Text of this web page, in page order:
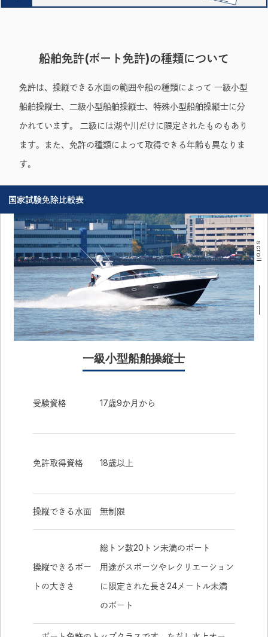
scroll
船舶免許(ボート免許)の種類について
免許は、操縦できる水面の範囲や船の種類によって 一級小型
船舶操縦士、二級小型船舶操縦士、特殊小型船舶操縦士に分
かれています。 二級には湖や川だけに限定されたものもあり
ます。また、免許の種類によって取得できる年齢も異なりま
す。
国家試験免除比較表
一級小型船舶操縦士
受験資格 17歳9か月から
免許取得資格 18歳以上
操縦できる水面 無制限
操縦できるボー
トの大きさ
総トン数20トン未満のボート
用途がスポーツやレクリエーション
に限定された長さ24メートル未満
のボート